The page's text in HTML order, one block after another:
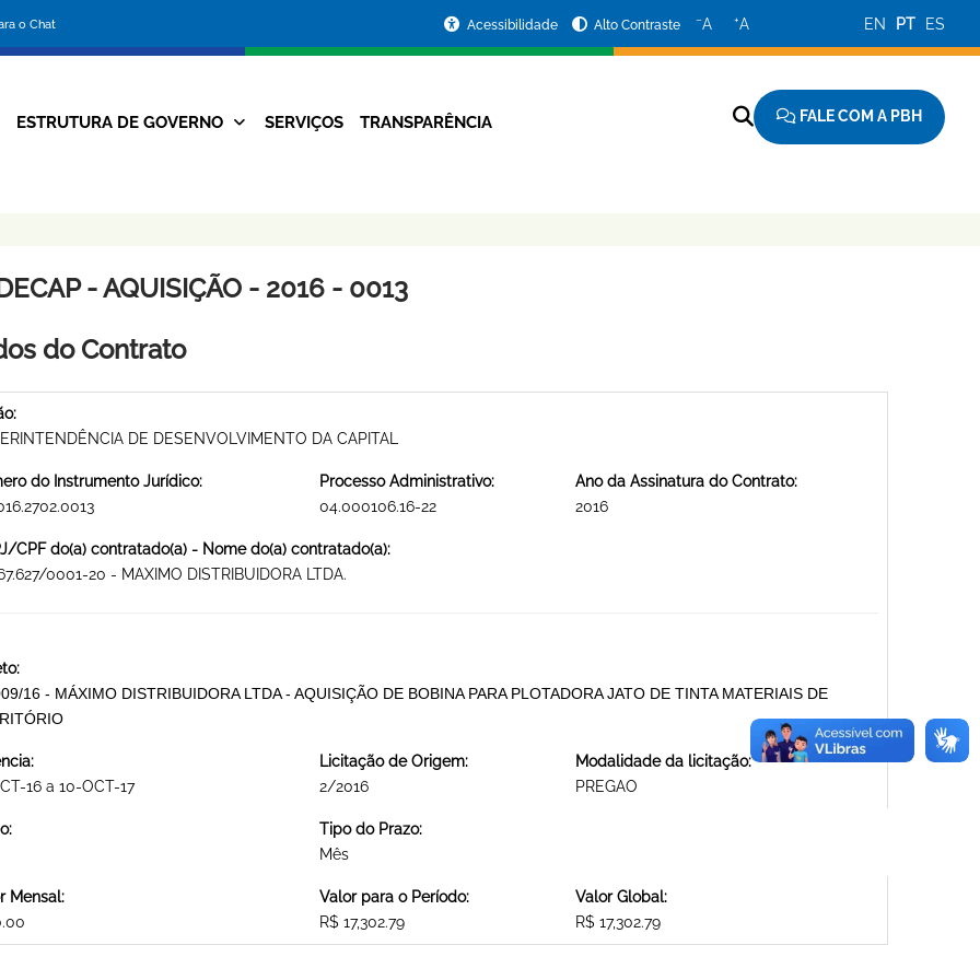
o Chat
da
Prefeitura
Acessibilidade Alto Contraste −A +A EN PT ES
Navegação
ESTRUTURA DE GOVERNO SERVIÇOS TRANSPARÊNCIA FALE COM A PBH
- AQUISIÇÃO - 2016 - 0013
do Contrato
DE DESENVOLVIMENTO DA CAPITAL
do Instrumento Jurídico:
Processo Administrativo:
04.000106.16-22
Ano da Assinatura do Contrato:
2016
CPF do(a) contratado(a) - Nome do(a) contratado(a):
0001-20 - MAXIMO DISTRIBUIDORA LTDA.
16 - MÁXIMO DISTRIBUIDORA LTDA - AQUISIÇÃO DE BOBINA PARA PLOTADORA JATO DE TINTA MATERIAIS DE
16 a 10-OCT-17
Licitação de Origem:
2/2016
Modalidade da licitação:
PREGAO
Tipo do Prazo:
Mês
Mensal:
Valor para o Período:
R$ 17,302.79
Valor Global:
R$ 17,302.79